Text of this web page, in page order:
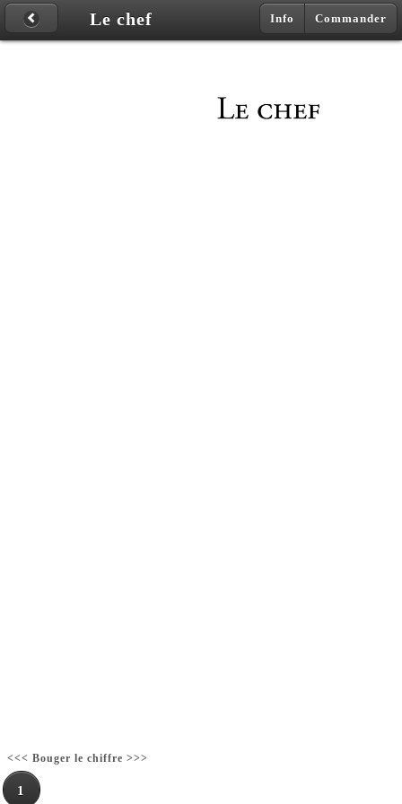
Le chef Info Commander
<<< Bouger le chiffre >>>
1